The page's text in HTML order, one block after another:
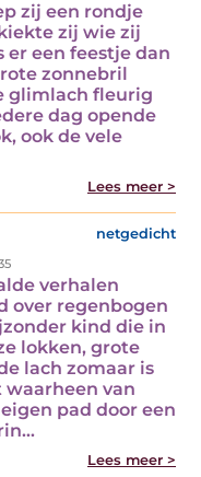
zij een rondje
zij wie zij
een feestje dan
zonnebril
glimlach fleurig
dag opende
ook de vele
Lees meer >
netgedicht
verhalen
over regenbogen
kind die in
lokken, grote
lach zomaar is
van
pad door een
Lees meer >